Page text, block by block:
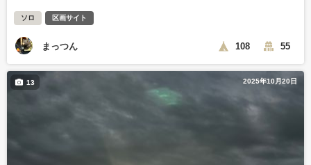
ソロ 区画サイト
まっつん 108 55
2025年10月20日
13